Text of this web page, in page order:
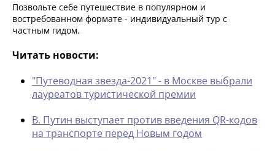
Позвольте себе путешествие в популярном и
востребованном формате - индивидуальный тур с
частным гидом.
Читать новости:
"Путеводная звезда-2021" - в Москве выбрали
лауреатов туристической премии
В. Путин выступает против введения QR-кодов
на транспорте перед Новым годом